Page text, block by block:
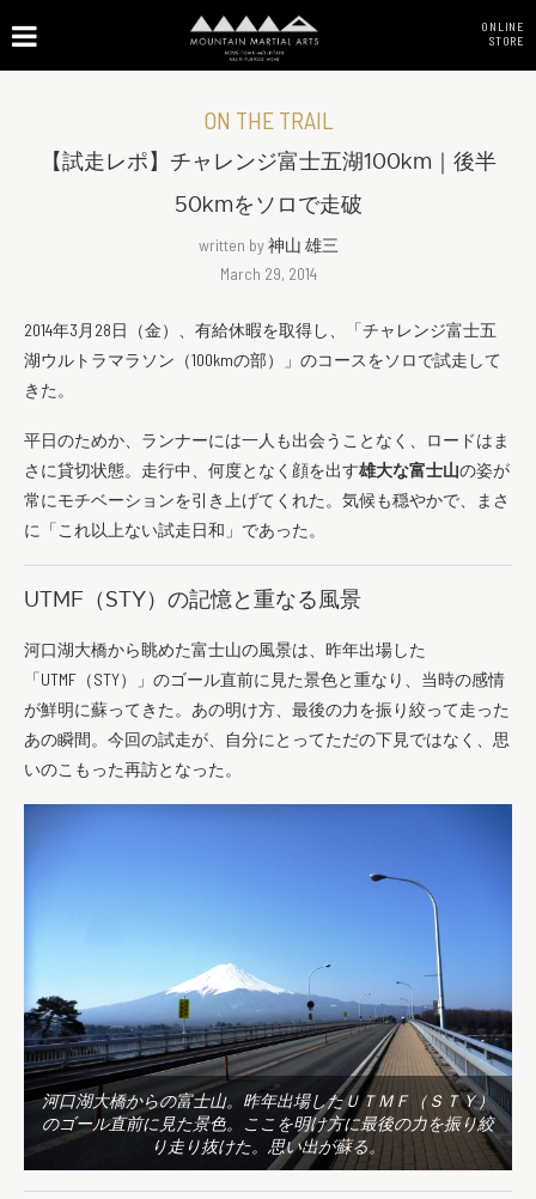
ONLINE
STORE
ON THE TRAIL
【試走レポ】チャレンジ富士五湖100km｜後半
50kmをソロで走破
written by神山 雄三
March 29, 2014
2014年3月28日（金）、有給休暇を取得し、「チャレンジ富士五
湖ウルトラマラソン（100kmの部）」のコースをソロで試走して
きた。
平日のためか、ランナーには一人も出会うことなく、ロードはま
さに貸切状態。走行中、何度となく顔を出す雄大な富士山の姿が
常にモチベーションを引き上げてくれた。気候も穏やかで、まさ
に「これ以上ない試走日和」であった。
UTMF（STY）の記憶と重なる風景
河口湖大橋から眺めた富士山の風景は、昨年出場した
「UTMF（STY）」のゴール直前に見た景色と重なり、当時の感情
が鮮明に蘇ってきた。あの明け方、最後の力を振り絞って走った
あの瞬間。今回の試走が、自分にとってただの下見ではなく、思
いのこもった再訪となった。
河口湖大橋からの富士山。昨年出場したＵＴＭＦ（ＳＴＹ）
のゴール直前に見た景色。ここを明け方に最後の力を振り絞
り走り抜けた。思い出が蘇る。